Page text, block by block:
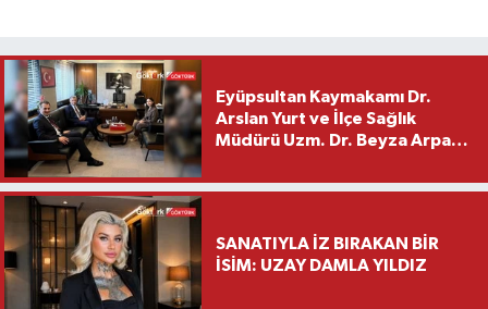
Eyüpsultan Kaymakamı Dr.
Arslan Yurt ve İlçe Sağlık
Müdürü Uzm. Dr. Beyza Arpacı
Ziyareti
SANATIYLA İZ BIRAKAN BİR
İSİM: UZAY DAMLA YILDIZ